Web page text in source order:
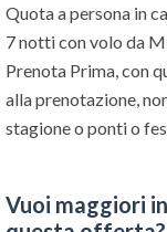
settimana, navetta
Legends e
pagamento, ufficio
point, centro Spa,
ping pong.
Quota a persona in
7 notti con volo da
Prenota Prima, con
alla prenotazione,
stagione o ponti o
Vuoi maggiori